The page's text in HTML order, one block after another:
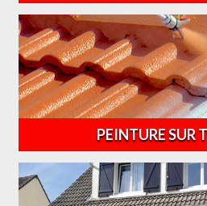
PEINTURE SUR